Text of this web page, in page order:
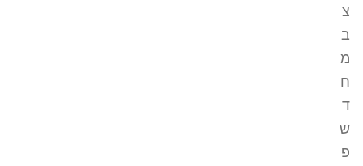
צ
ב
מ
ח
ד
ש
פ